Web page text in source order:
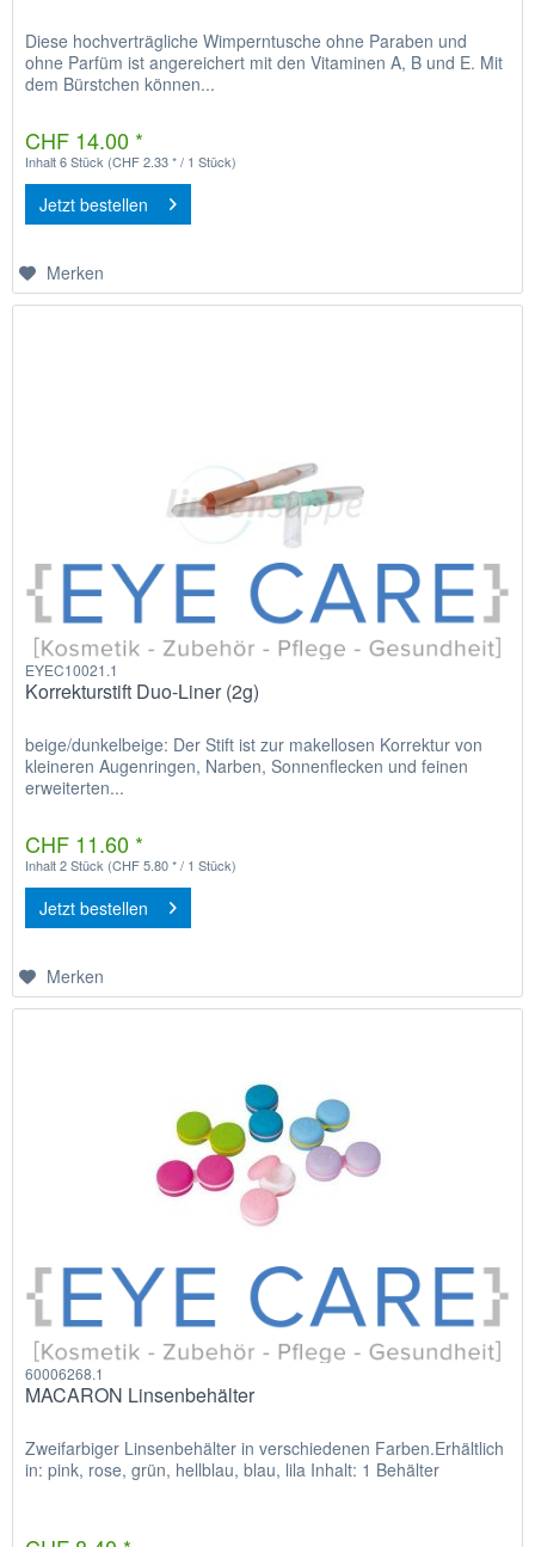
Diese hochverträgliche Wimperntusche ohne Paraben und
ohne Parfüm ist angereichert mit den Vitaminen A, B und E. Mit
dem Bürstchen können...
CHF 14.00 *
Inhalt6 Stück (CHF 2.33 * / 1 Stück)
Jetzt bestellen
Merken
EYEC10021.1
Korrekturstift Duo-Liner (2g)
beige/dunkelbeige: Der Stift ist zur makellosen Korrektur von
kleineren Augenringen, Narben, Sonnenflecken und feinen
erweiterten...
CHF 11.60 *
Inhalt2 Stück (CHF 5.80 * / 1 Stück)
Jetzt bestellen
Merken
60006268.1
MACARON Linsenbehälter
Zweifarbiger Linsenbehälter in verschiedenen Farben.Erhältlich
in: pink, rose, grün, hellblau, blau, lila Inhalt: 1 Behälter